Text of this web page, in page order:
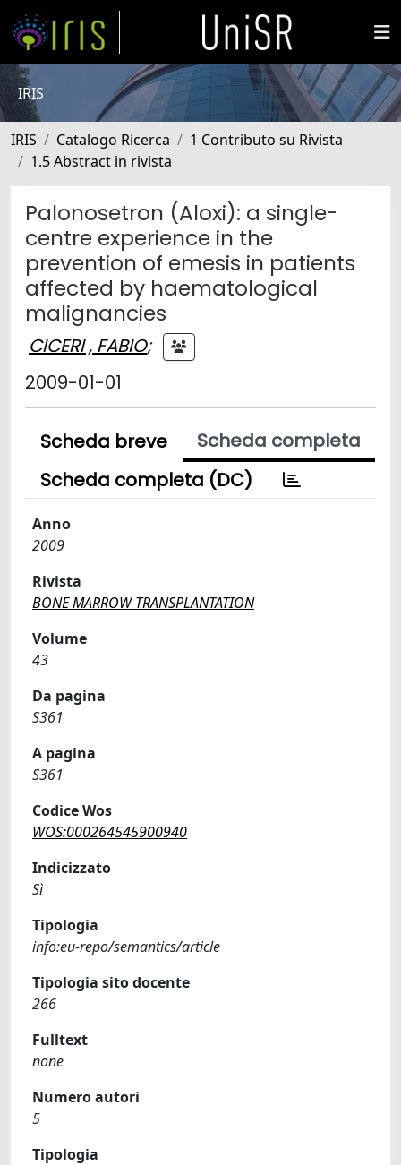
IRIS
IRIS Catalogo Ricerca
1 Contributo su Rivista
1.5 Abstract in rivista
Palonosetron (Aloxi): a single-
centre experience in the
prevention of emesis in patients
affected by haematological
malignancies
CICERI , FABIO;
2009-01-01
Scheda breve
Scheda completa
Scheda completa (DC)
Anno
2009
Rivista
BONE MARROW TRANSPLANTATION
Volume
43
Da pagina
S361
A pagina
S361
Codice Wos
WOS:000264545900940
Indicizzato
Sì
Tipologia
info:eu-repo/semantics/article
Tipologia sito docente
266
Fulltext
none
Numero autori
5
Tipologia